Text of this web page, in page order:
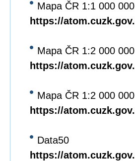
Mapa ČR 1:1 000
https://
Mapa ČR 1:2 000 000
https://
Mapa ČR 1:2 000
https://
Data50
https://